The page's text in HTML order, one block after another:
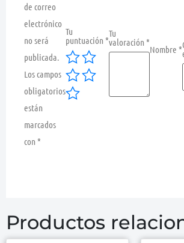
de correo
electrónico
no será
publicada.
Los campos
obligatorios
están
marcados
con *
Tu
puntuación *
Tu
valoración *
Nombre *
Productos